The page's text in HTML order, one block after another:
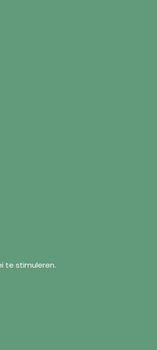
te stimuleren.